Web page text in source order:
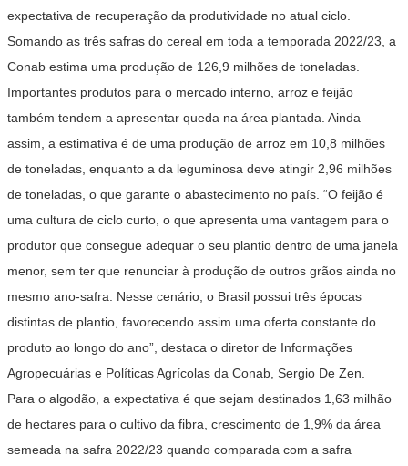
expectativa de recuperação da produtividade no atual ciclo.
Somando as três safras do cereal em toda a temporada 2022/23, a
Conab estima uma produção de 126,9 milhões de toneladas.
Importantes produtos para o mercado interno, arroz e feijão
também tendem a apresentar queda na área plantada. Ainda
assim, a estimativa é de uma produção de arroz em 10,8 milhões
de toneladas, enquanto a da leguminosa deve atingir 2,96 milhões
de toneladas, o que garante o abastecimento no país. “O feijão é
uma cultura de ciclo curto, o que apresenta uma vantagem para o
produtor que consegue adequar o seu plantio dentro de uma janela
menor, sem ter que renunciar à produção de outros grãos ainda no
mesmo ano-safra. Nesse cenário, o Brasil possui três épocas
distintas de plantio, favorecendo assim uma oferta constante do
produto ao longo do ano”, destaca o diretor de Informações
Agropecuárias e Políticas Agrícolas da Conab, Sergio De Zen.
Para o algodão, a expectativa é que sejam destinados 1,63 milhão
de hectares para o cultivo da fibra, crescimento de 1,9% da área
semeada na safra 2022/23 quando comparada com a safra